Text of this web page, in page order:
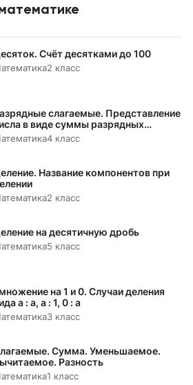
Счёт десятками до 100
2 класс
слагаемые. Представление
в виде суммы разрядных
4 класс
Название компонентов при
2 класс
на десятичную дробь
5 класс
на 1 и 0. Случаи деления
вида а : а, а : 1, 0 : а
3 класс
Сумма. Уменьшаемое.
Разность
1 класс